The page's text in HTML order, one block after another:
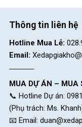
Bánh xe 26 Inch
Được trang bị bộ
vành nhôm cao
thăng bằng ở các địa
Bánh
Thông tin liên hệ
Hotline Mua Lẻ:
Email:
MUA DỰ ÁN – MUA
📞 Hotline Dự án:
(Phụ trách: Ms.
📧 Email: